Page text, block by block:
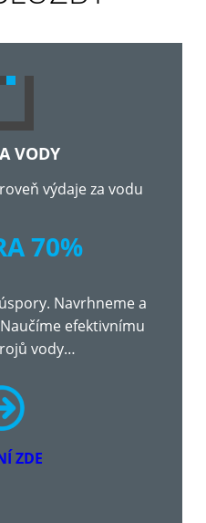
VODY
výdaje za vodu
70%
Navrhneme a
efektivnímu
vody…
ZDE